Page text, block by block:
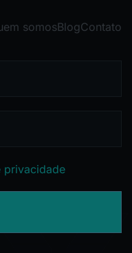
somosBlogContato
privacidade